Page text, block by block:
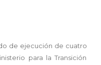
de ejecución de cuatro
para la Transición